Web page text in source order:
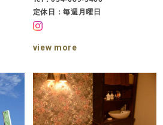
定休日：毎週月曜日
view more